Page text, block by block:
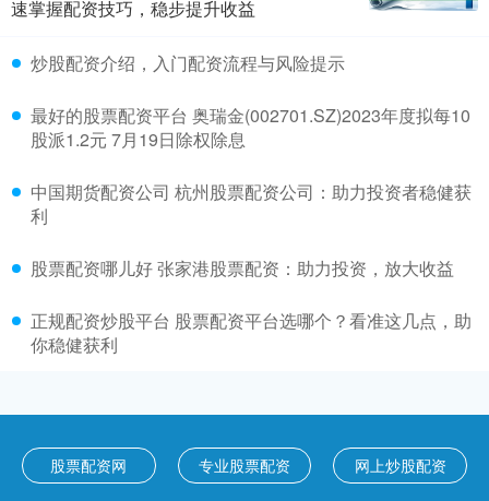
速掌握配资技巧，稳步提升收益
炒股配资介绍，入门配资流程与风险提示
最好的股票配资平台 奥瑞金(002701.SZ)2023年度拟每10
股派1.2元 7月19日除权除息
中国期货配资公司 杭州股票配资公司：助力投资者稳健获
利
股票配资哪儿好 张家港股票配资：助力投资，放大收益
正规配资炒股平台 股票配资平台选哪个？看准这几点，助
你稳健获利
股票配资网 专业股票配资 网上炒股配资